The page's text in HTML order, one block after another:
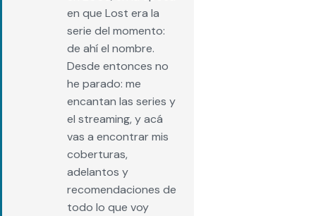
en que Lost era la
serie del momento:
de ahí el nombre.
Desde entonces no
he parado: me
encantan las series y
el streaming, y acá
vas a encontrar mis
coberturas,
adelantos y
recomendaciones de
todo lo que voy